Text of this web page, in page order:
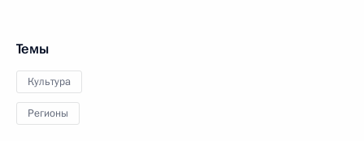
Темы
Культура
Регионы